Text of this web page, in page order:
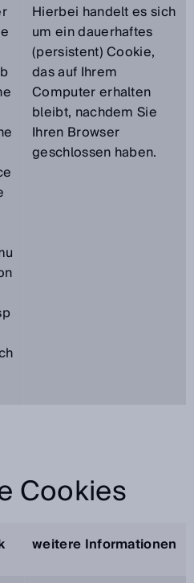
Hierbei handelt es sich
um ein dauerhaftes
(persistent) Cookie,
das auf Ihrem
Computer erhalten
bleibt, nachdem Sie
Ihren Browser
geschlossen haben.
Cookies
weitere Informationen